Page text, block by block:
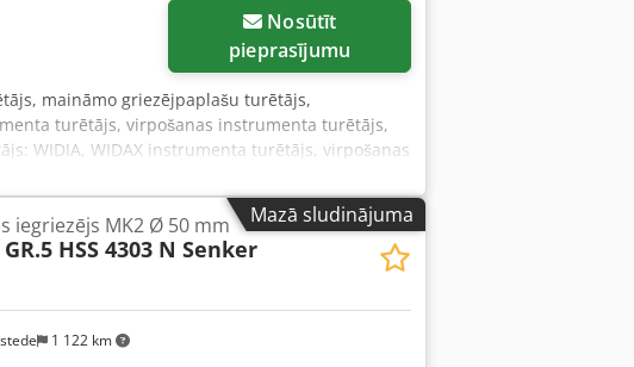
pieprasījumu
maināmo griezējpaplašu turētājs,
turētājs, virpošanas instrumenta turētājs,
WIDIA, WIDAX instrumenta turētājs, virpošanas
DEP -Daudzums: 3 instrumenta turētāji ir
A60 mm -Svars: 1,1 kg/gab. Csdpjzp Hxiefx
Mazā sludinājuma
1 122 km
iegriezējs MK2 Ø 50 mm
GR.5 HSS 4303 N Senker